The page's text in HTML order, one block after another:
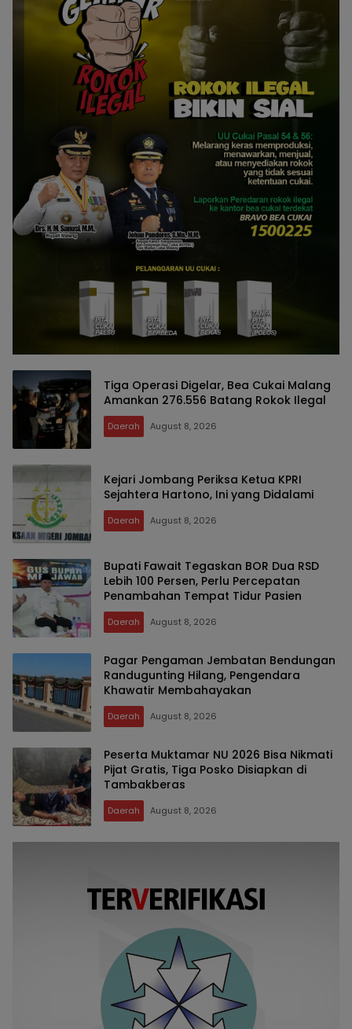
Tiga Operasi Digelar, Bea Cukai Malang
Amankan 276.556 Batang Rokok Ilegal
Daerah August 8, 2026
Kejari Jombang Periksa Ketua KPRI
Sejahtera Hartono, Ini yang Didalami
Daerah August 8, 2026
Bupati Fawait Tegaskan BOR Dua RSD
Lebih 100 Persen, Perlu Percepatan
Penambahan Tempat Tidur Pasien
Daerah August 8, 2026
Pagar Pengaman Jembatan Bendungan
Randugunting Hilang, Pengendara
Khawatir Membahayakan
Daerah August 8, 2026
Peserta Muktamar NU 2026 Bisa Nikmati
Pijat Gratis, Tiga Posko Disiapkan di
Tambakberas
Daerah August 8, 2026